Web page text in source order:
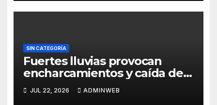
SIN CATEGORÍA
Fuertes lluvias provocan
encharcamientos y caída de
un árbol, sin daños graves en
Acapulco
JUL 22, 2026 ADMINWEB